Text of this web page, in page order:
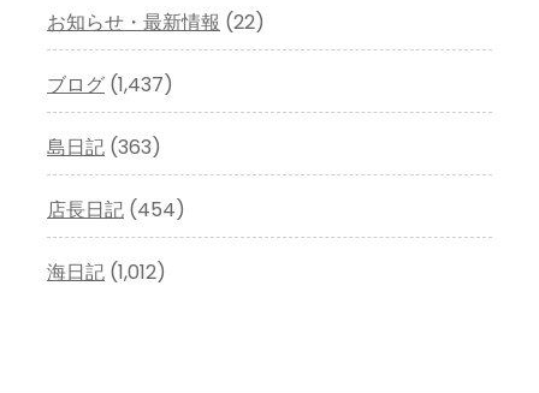
お知らせ・最新情報 (22)
ブログ (1,437)
島日記 (363)
店長日記 (454)
海日記 (1,012)